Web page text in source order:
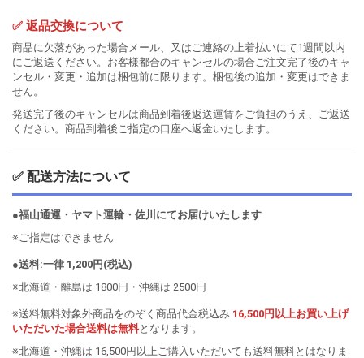
✅ 返品交換について
商品に欠落があった場合メール、又はご連絡の上着払いにて1週間以内
にご返送ください。お客様都合のキャンセルの場合ご注文完了後のキャ
ンセル・変更・追加は梱包前に限ります。梱包後の追加・変更はできま
せん。
発送完了後のキャンセルは商品到着後返送運賃をご負担のうえ、ご返送
ください。商品到着後ご指定の口座へ返金いたします。
✅ 配送方法について
●福山通運・ヤマト運輸・佐川にてお届けいたします
※ご指定はできません
●送料:一律 1,200円(税込)
※北海道・離島は 1800円・沖縄は 2500円
※送料無料対象外商品をのぞく商品代金税込み 16,500円以上お買い上げ
いただいた場合送料は無料となります。
※北海道・沖縄は 16,500円以上ご購入いただいても送料無料とはなりま